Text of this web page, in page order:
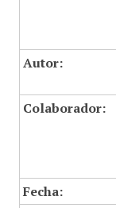
Autor:
Colaborador:
Fecha: